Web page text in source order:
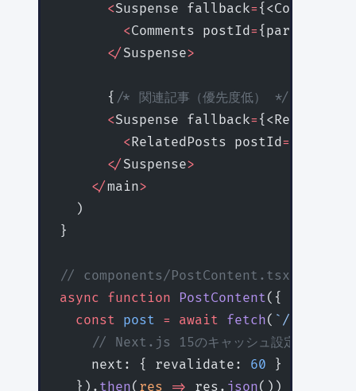
      <
Suspense fallback=
        <
Comments postId= {params.id}
      </
Suspense>
      {
/* 関連記事（優先度低） */
      <
Suspense fallback=
        <
RelatedPosts postId=
      </
Suspense>
    </
main>
  )
}
// components/PostContent.tsx
async function PostContent({
  const
post = await fetch( `/api/
    // Next.js 15のキャッシュ設定
    next: { revalidate:
60 }
  }).
then( res => res. json())